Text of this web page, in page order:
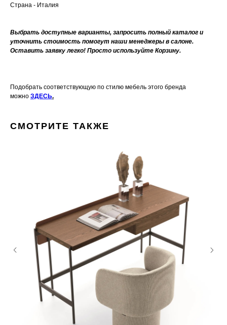
Страна - Италия
Выбрать доступные варианты, запросить полный каталог и
уточнить стоимость помогут наши менеджеры в салоне.
Оставить заявку легко! Просто используйте Корзину.
Подобрать соответствующую по стилю мебель этого бренда
можно ЗДЕСЬ.
СМОТРИТЕ ТАКЖЕ